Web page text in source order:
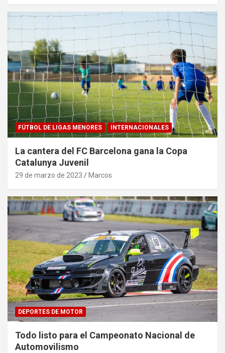
FÚTBOL DE LIGAS MENORES INTERNACIONALES
La cantera del FC Barcelona gana la Copa
Catalunya Juvenil
29 de marzo de 2023 Marcos
DEPORTES DE MOTOR
Todo listo para el Campeonato Nacional de
Automovilismo